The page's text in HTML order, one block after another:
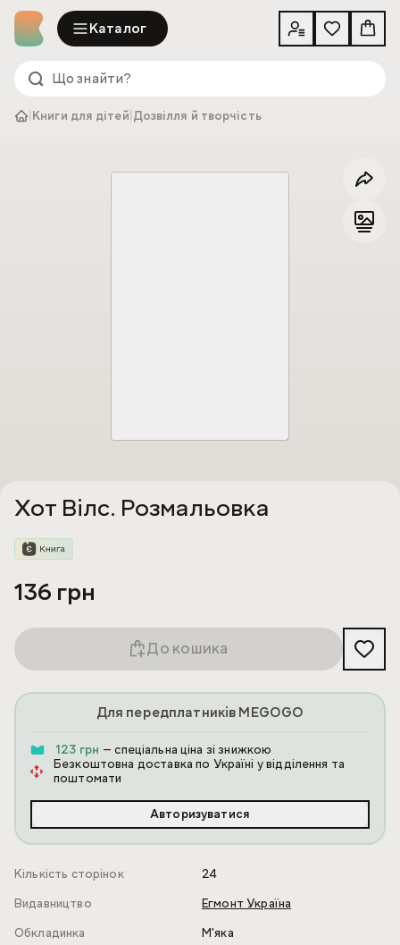
Каталог
Книги для дітей Дозвілля й творчість
Хот Вілс. Розмальовка
136 грн
До кошика
Для передплатників MEGOGO
123 грн — спеціальна ціна зі знижкою
Безкоштовна доставка по Україні у відділення та
поштомати
Авторизуватися
Кількість сторінок
24
Видавництво
Егмонт Україна
Обкладинка
М'яка